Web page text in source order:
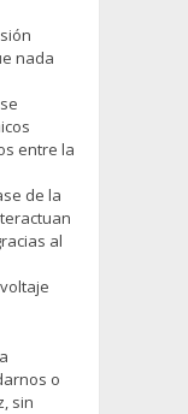
nada
entre la
de la
al
o
sin